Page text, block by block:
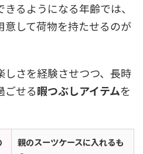
るようになる年齢では、
して荷物を持たせるのが
しさを経験させつつ、長時
ごせる暇つぶしアイテムを
親のスーツケースに入れるも